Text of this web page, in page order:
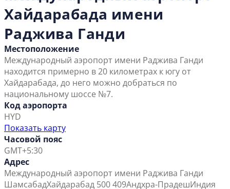
Хайдарабада имени
Раджива Ганди
Местоположение
Международный аэропорт имени Раджива Ганди
находится примерно в 20 километрах к югу от
Хайдарабада, до него можно добраться по
национальному шоссе №7.
Код аэропорта
HYD
Показать карту
Часовой пояс
GMT+5:30
Адрес
Международный аэропорт имени Раджива Ганди
ШамсабадХайдарабад 500 409Андхра-ПрадешИндия